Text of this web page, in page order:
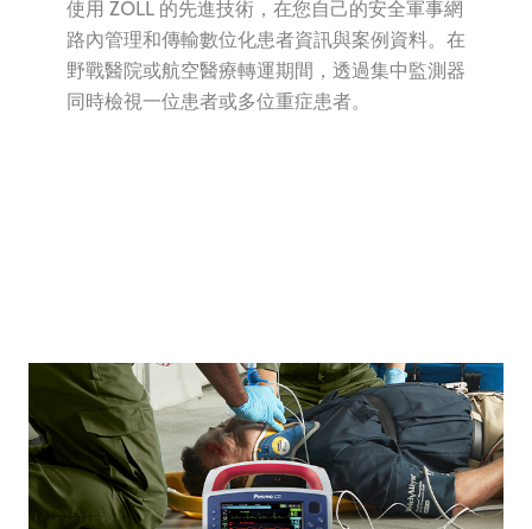
使用 ZOLL 的先進技術，在您自己的安全軍事網
路內管理和傳輸數位化患者資訊與案例資料。在
野戰醫院或航空醫療轉運期間，透過集中監測器
同時檢視一位患者或多位重症患者。